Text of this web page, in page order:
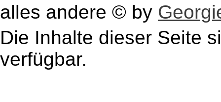
alles andere © by
Die Inhalte dieser Seite
verfügbar.